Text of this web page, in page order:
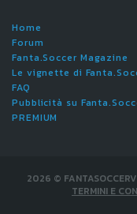
Home
Forum
Fanta.Soccer Magazine
Le vignette di
FAQ
Pubblicità su
PREMIUM
2026 ©
TERMINI E